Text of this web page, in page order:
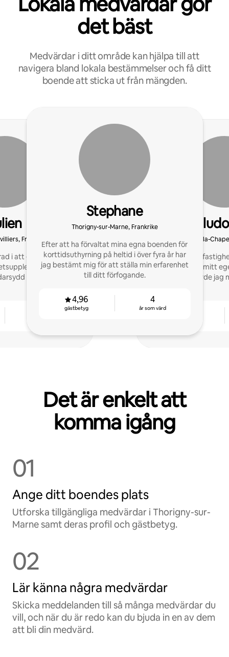
det bäst
Medvärdar i ditt område kan hjälpa till att
navigera bland lokala bestämmelser och få ditt
boende att sticka ut från mängden.
Frankrike
i att ge mina gäster
så jag
tjänst till värdar
Stephane
Thorigny-sur-Marne, Frankrike
Efter att ha förvaltat mina egna boenden för
korttidsuthyrning på heltid i över fyra år har
jag bestämt mig för att ställa min erfarenhet
till ditt förfogande.
4,96
gästbetyg
4
år som värd
Crécy-la-
Jag brinner för
värd 2022 med mitt eget boende och sedan
dess gjorde
Det är enkelt att
komma igång
01
Ange ditt boendes plats
Utforska tillgängliga medvärdar i Thorigny-sur-
Marne samt deras profil och gästbetyg.
02
Lär känna några medvärdar
Skicka meddelanden till så många medvärdar du
vill, och när du är redo kan du bjuda in en av dem
att bli din medvärd.